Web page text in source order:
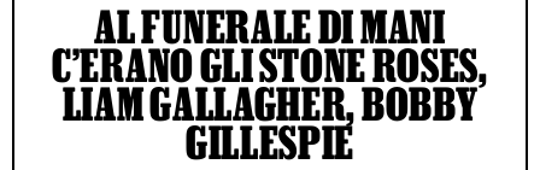
AL FUNERALE DI MANI
C’ERANO GLI STONE ROSES,
LIAM GALLAGHER, BOBBY
GILLESPIE